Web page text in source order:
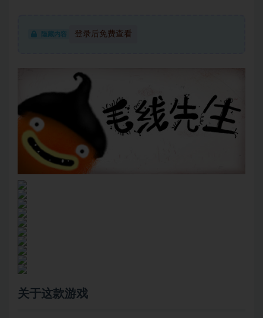
隐藏内容 登录后免费查看
关于这款游戏